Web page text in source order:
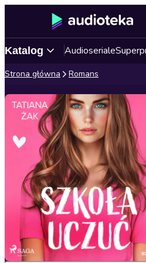
Katalog Audioseriale
Strona główna Romans